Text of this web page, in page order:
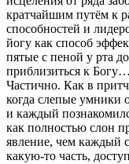
кратчайшим путём к
способностей и
йогу как способ
пятые с пеной у рта
приблизиться к
Частично. Как в
когда слепые умники
и каждый
как полностью слон
явление, чем каждый
какую-то часть,